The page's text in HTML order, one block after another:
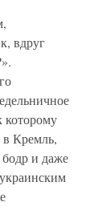
вдруг
которому
в Кремль,
и даже